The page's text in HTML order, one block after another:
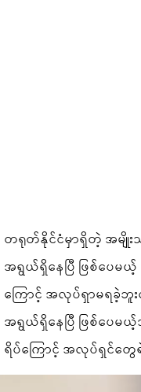
တရုတ်နိုင်ငံမှာရှိတဲ့ အမျို
အရွယ်ရှိနေပြီ ဖြစ်ပေမ
ကြောင့် အလုပ်ရှာမရခဲ့
အရွယ်ရှိနေပြီ ဖြစ်ပေမ
ရိပ်ကြောင့် အလုပ်ရှင်တွေရဲ့